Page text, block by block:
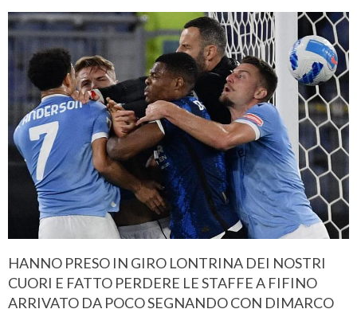
HANNO PRESO IN GIRO LONTRINA DEI NOSTRI
CUORI E FATTO PERDERE LE STAFFE A FIFINO
ARRIVATO DA POCO SEGNANDO CON DIMARCO